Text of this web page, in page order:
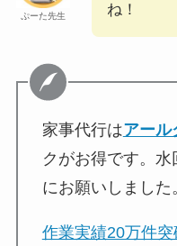
ぷーた先生
ね！
家事代行はアール
クがお得です。
にお願いしました
作業実績20万件